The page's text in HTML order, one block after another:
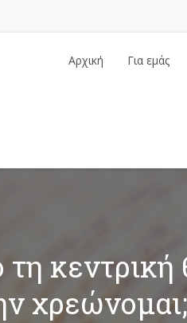
Αρχική Για εμάς
κεντρική
χρεώνομαι;